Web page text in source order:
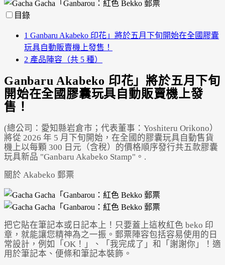
目錄
1 Ganbaru Akabeko 印花」將於五月下旬開始在全國膠囊
玩具自動販賣機上發售！
2 產品陣容（共 5 種）
Ganbaru Akabeko 印花」將於五月下旬
開始在全國膠囊玩具自動販賣機上發
售！
(總公司：愛知縣岩倉市；代表董事：Yoshiteru Orikono）
將從 2026 年 5 月下旬開始，在全國的膠囊玩具自動售貨
機上以每顆 300 日元（含稅）的價格順序發行共五款膠囊
玩具新品 "Ganbaru Akabeko Stamp"。.
關於 Akabeko 郵票
把它貼在筆記本或日記本上！只要蓋上這枚紅色 beko 印
章，就能讓您精神為之一振。郵票陣容包括容易使用的日
常設計，例如「OK！」、「我完成了」和「謝謝你」！適
用於筆記本、便條和筆記本裝飾。